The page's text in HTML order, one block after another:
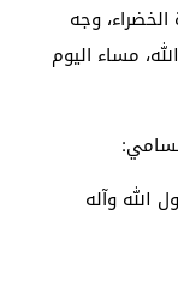
وجه
مساء اليوم
الله وآله